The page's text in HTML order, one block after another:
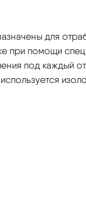
для
при помощи
под каждый